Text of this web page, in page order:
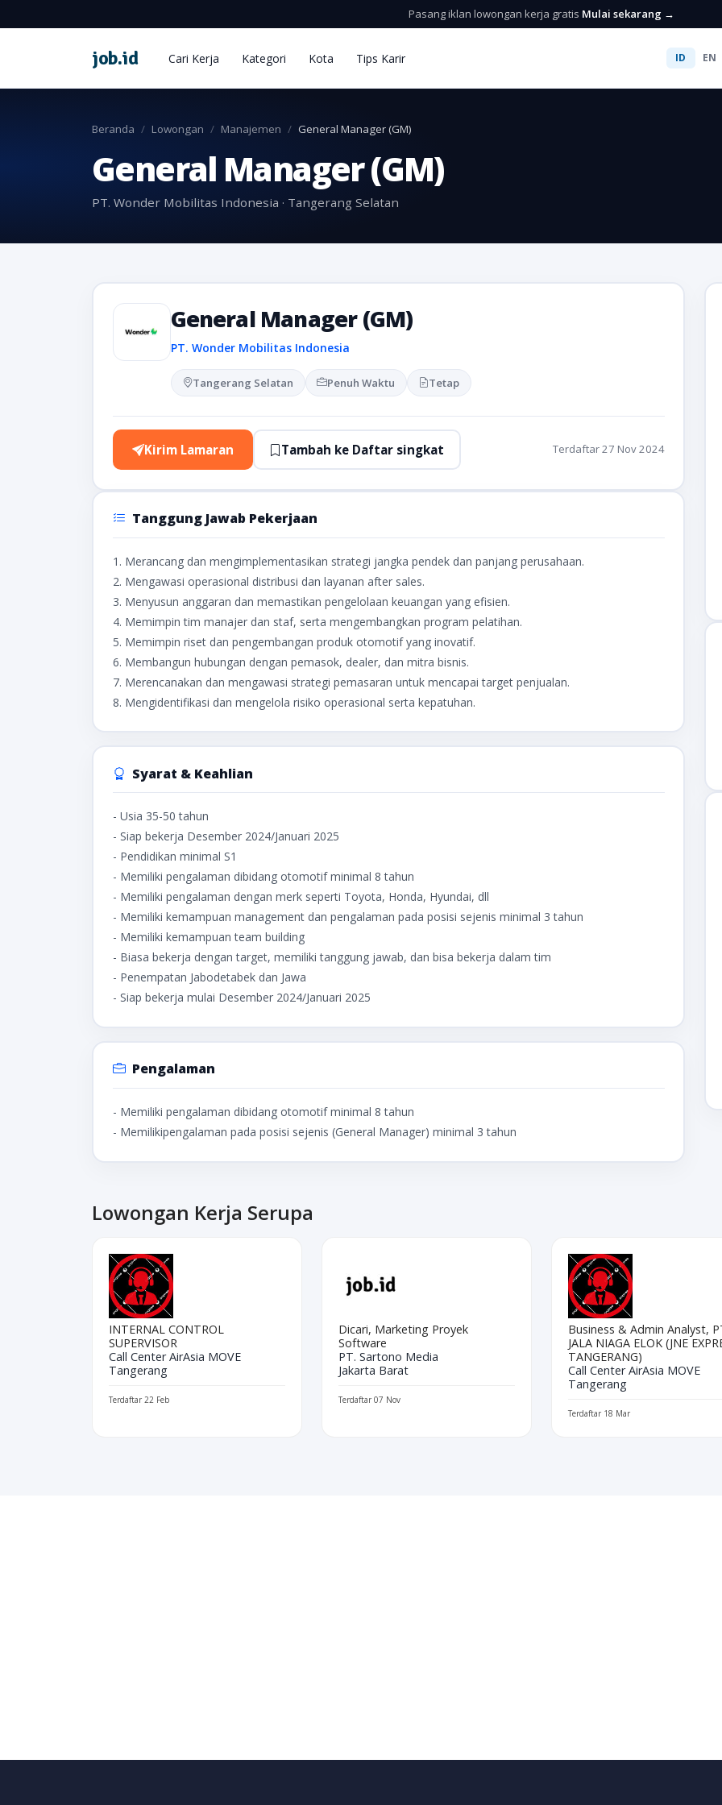
Pasang iklan lowongan kerja gratis Mulai sekarang →
job.id Cari Kerja Kategori Kota Tips Karir ID EN
Beranda Lowongan Manajemen General Manager (GM)
General Manager (GM)
PT. Wonder Mobilitas Indonesia · Tangerang Selatan
General Manager (GM)
PT. Wonder Mobilitas Indonesia
Tangerang Selatan Penuh Waktu Tetap
Kirim Lamaran Tambah ke Daftar singkat Terdaftar 27 Nov 2024
Tanggung Jawab Pekerjaan
1. Merancang dan mengimplementasikan strategi jangka pendek dan panjang perusahaan.
2. Mengawasi operasional distribusi dan layanan after sales.
3. Menyusun anggaran dan memastikan pengelolaan keuangan yang efisien.
4. Memimpin tim manajer dan staf, serta mengembangkan program pelatihan.
5. Memimpin riset dan pengembangan produk otomotif yang inovatif.
6. Membangun hubungan dengan pemasok, dealer, dan mitra bisnis.
7. Merencanakan dan mengawasi strategi pemasaran untuk mencapai target penjualan.
8. Mengidentifikasi dan mengelola risiko operasional serta kepatuhan.
Syarat & Keahlian
- Usia 35-50 tahun
- Siap bekerja Desember 2024/Januari 2025
- Pendidikan minimal S1
- Memiliki pengalaman dibidang otomotif minimal 8 tahun
- Memiliki pengalaman dengan merk seperti Toyota, Honda, Hyundai, dll
- Memiliki kemampuan management dan pengalaman pada posisi sejenis minimal 3 tahun
- Memiliki kemampuan team building
- Biasa bekerja dengan target, memiliki tanggung jawab, dan bisa bekerja dalam tim
- Penempatan Jabodetabek dan Jawa
- Siap bekerja mulai Desember 2024/Januari 2025
Pengalaman
- Memiliki pengalaman dibidang otomotif minimal 8 tahun
- Memilikipengalaman pada posisi sejenis (General Manager) minimal 3 tahun
Lowongan Kerja Serupa
INTERNAL CONTROL
SUPERVISOR
Call Center AirAsia MOVE
Tangerang
Terdaftar 22 Feb
Dicari, Marketing Proyek
Software
PT. Sartono Media
Jakarta Barat
Terdaftar 07 Nov
Business & Admin Analyst,
JALA NIAGA ELOK (JNE
TANGERANG)
Call Center AirAsia MOVE
Tangerang
Terdaftar 18 Mar